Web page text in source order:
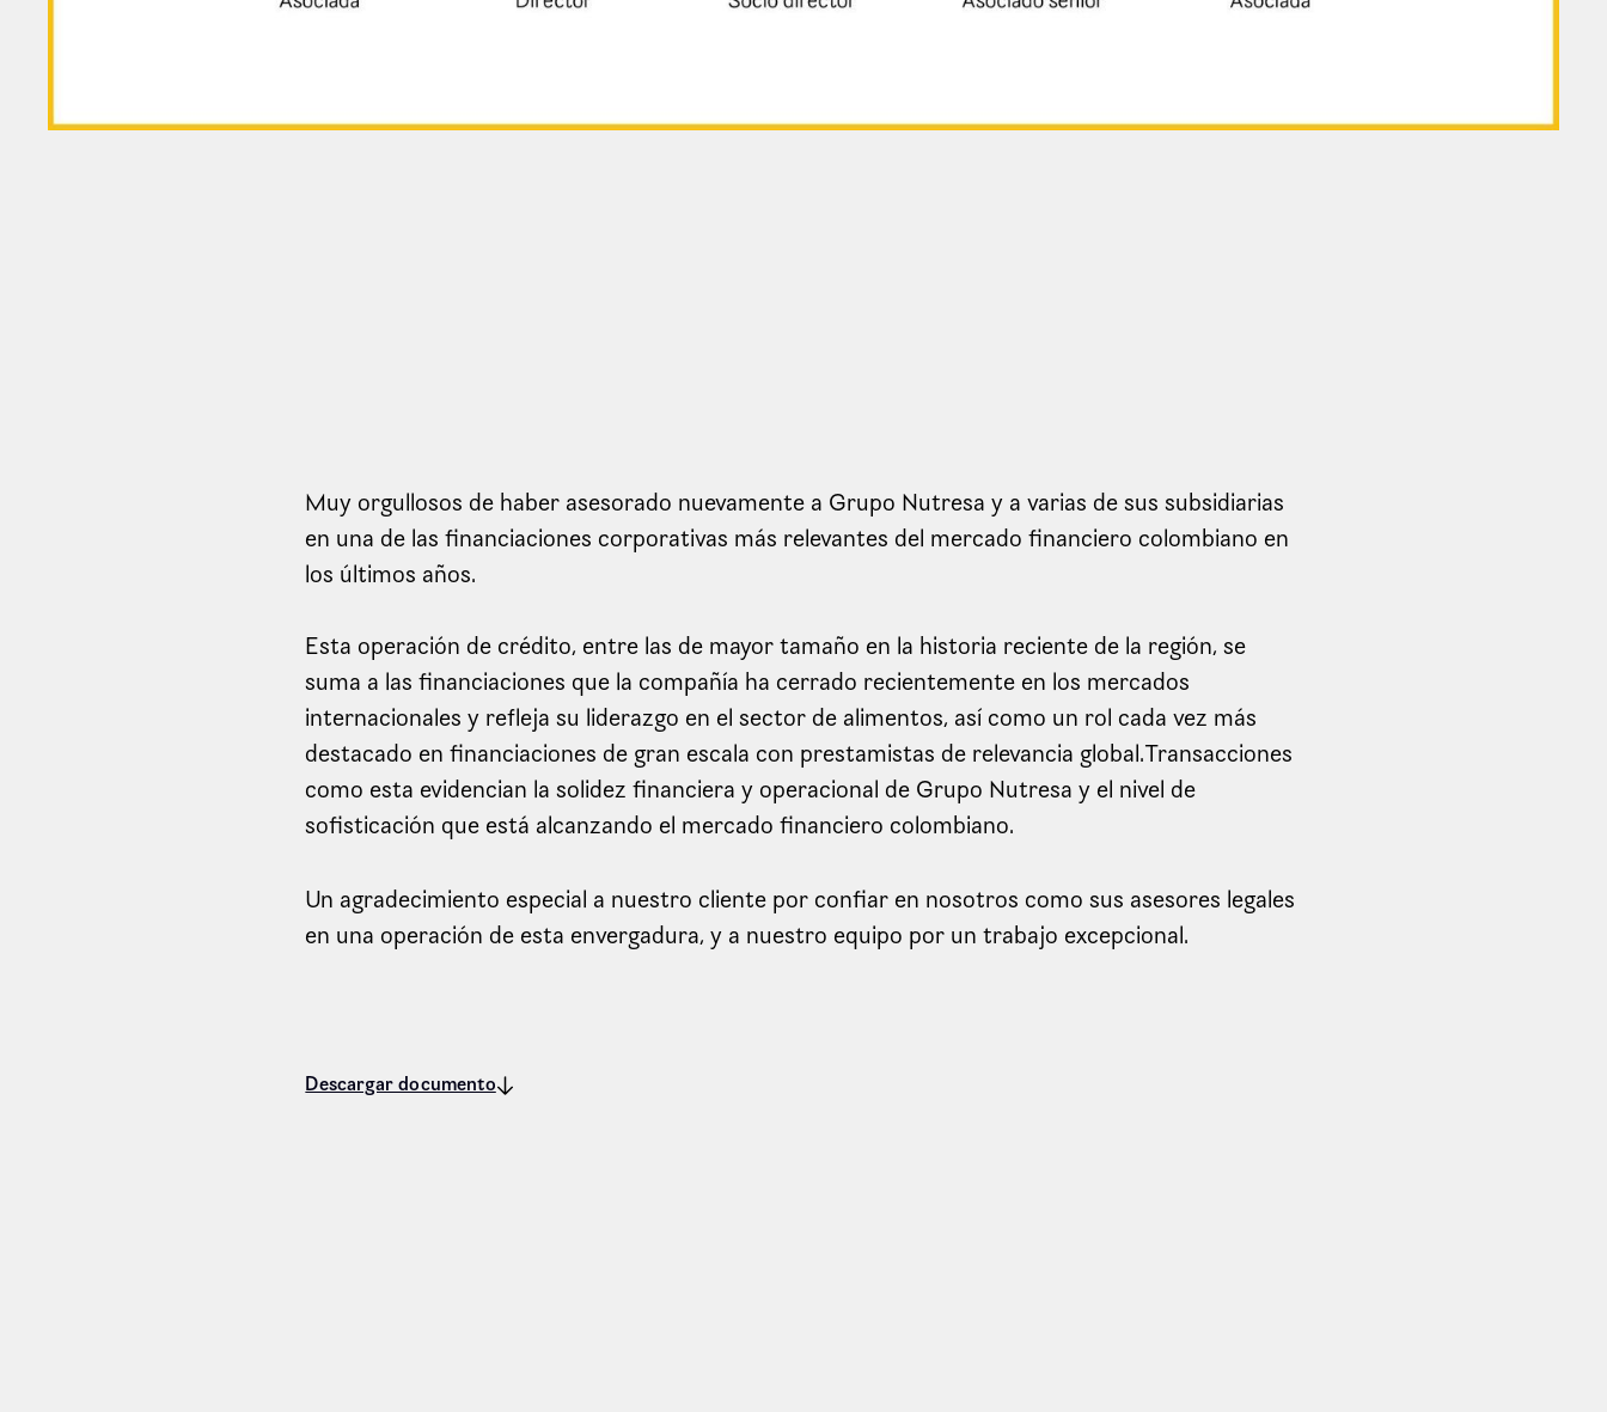
Muy orgullosos de haber asesorado nuevamente a Grupo Nutresa y a varias de sus subsidiarias
en una de las financiaciones corporativas más relevantes del mercado financiero colombiano en
los últimos años.
Esta operación de crédito, entre las de mayor tamaño en la historia reciente de la región, se
suma a las financiaciones que la compañía ha cerrado recientemente en los mercados
internacionales y refleja su liderazgo en el sector de alimentos, así como un rol cada vez más
destacado en financiaciones de gran escala con prestamistas de relevancia global.Transacciones
como esta evidencian la solidez financiera y operacional de Grupo Nutresa y el nivel de
sofisticación que está alcanzando el mercado financiero colombiano.
Un agradecimiento especial a nuestro cliente por confiar en nosotros como sus asesores legales
en una operación de esta envergadura, y a nuestro equipo por un trabajo excepcional.
Descargar documento